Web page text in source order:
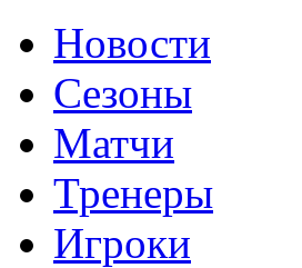
Новости
Сезоны
Матчи
Тренеры
Игроки